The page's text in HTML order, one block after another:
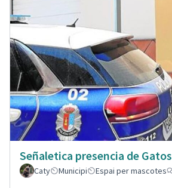
Señaletica presencia de Gatos
Caty
Municipi Espai per mascotes